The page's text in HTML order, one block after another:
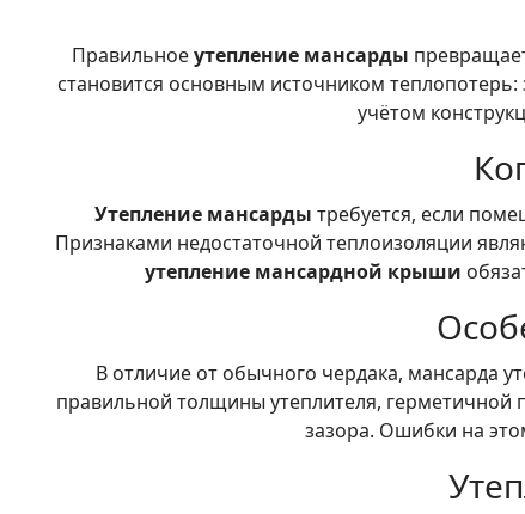
Правильноеутепление мансарды
становится основным источником
учётом
Утепление мансарды требуется, если
Признаками недостаточной теплоизоляции
утепление мансардной крыши
В отличие от обычного чердака, мансарда
правильной толщины утеплителя,
зазора. Ошибки на